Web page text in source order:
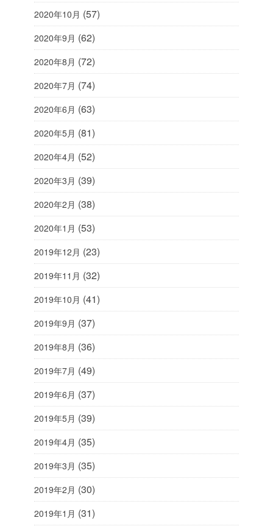
2020年10月 (57)
2020年9月 (62)
2020年8月 (72)
2020年7月 (74)
2020年6月 (63)
2020年5月 (81)
2020年4月 (52)
2020年3月 (39)
2020年2月 (38)
2020年1月 (53)
2019年12月 (23)
2019年11月 (32)
2019年10月 (41)
2019年9月 (37)
2019年8月 (36)
2019年7月 (49)
2019年6月 (37)
2019年5月 (39)
2019年4月 (35)
2019年3月 (35)
2019年2月 (30)
2019年1月 (31)